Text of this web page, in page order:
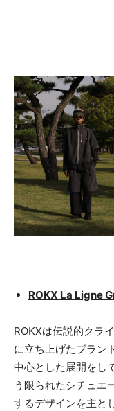
ROKX La Ligne
ROKXは伝説的クラ
に立ち上げたブラン
中心とした展開をし
う限られたシチュエ
するデザインを主と